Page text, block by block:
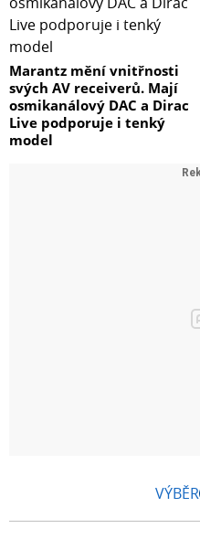
Marantz mění vnitřnosti
svých AV receiverů. Mají
osmikanálový DAC a Dirac
Live podporuje i tenký
model
VÝBĚR